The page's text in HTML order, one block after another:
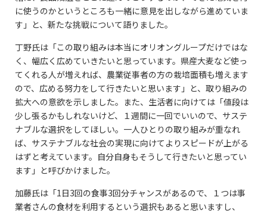
に使うのかというところも一緒に意見を出しながら進めていま
す」と、新たな挑戦について語りました。
丁野氏は「この取り組みは本当にオリオングループだけではな
く、幅広く広めていきたいと思っています。県産大麦など使っ
てくれる人が増えれば、農業従事者の方の栽培面積も増えます
ので、広める努力をして行きたいと思います」と、取り組みの
拡大への意欲を示しました。また、生活者に向けては「値段は
少し張るかもしれないけど、１週間に一回でいいので、サステ
ナブルな選択をしてほしい。一人ひとりの取り組みが重なれ
ば、サステナブルな社会の実現に向けてよりスピードが上がる
はずと考えています。自分自身もそうして行きたいと思ってい
ます」と呼びかけました。
加藤氏は「1日3回の食事3回分チャンスがあるので、１つは事
業者さんの食材を利用するという選択もあると思いますし、